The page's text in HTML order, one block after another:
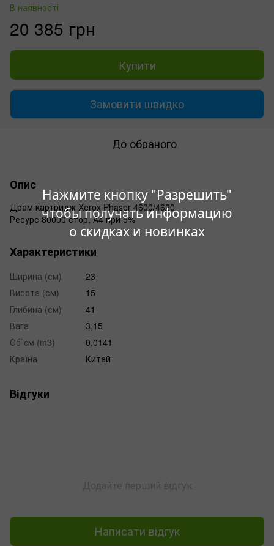
Нажмите кнопку "Разрешить"
чтобы получать информацию
о скидках и новинках
В наявності
20 385 грн
Купити
Замовити швидко
До обраного
Опис
Драм картридж Xerox Phaser 4600/4620
Ресурс 80000 стор, А4 при 5%
Характеристики
Ширина (см)
23
Висота (см)
15
Глибина (см)
41
Вага
3,15
Об`єм (m3)
0,0141
Країна
Китай
Відгуки
Написати відгук